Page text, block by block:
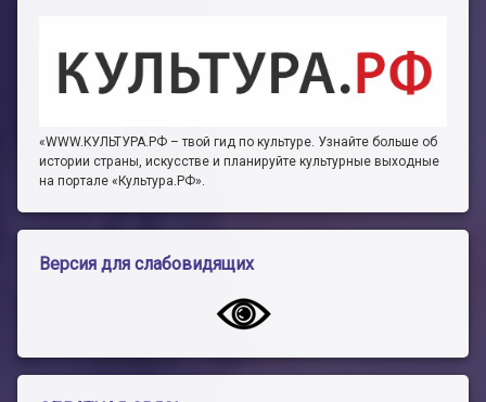
«WWW.КУЛЬТУРА.РФ – твой гид по культуре. Узнайте больше об
истории страны, искусстве и планируйте культурные выходные
на портале «Культура.РФ».
Версия для слабовидящих